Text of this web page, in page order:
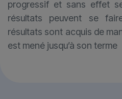
progressif et sans effet
résultats peuvent se
résultats sont acquis de
est mené jusqu’à son terme